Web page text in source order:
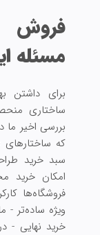
فروش
مسئله
برای داشتن
ساختاری
بررسی اخیر ما
که ساختارهای
سبد خرید
امکان خرید
فروشگا‌ه‌ها
خرید نهایی -